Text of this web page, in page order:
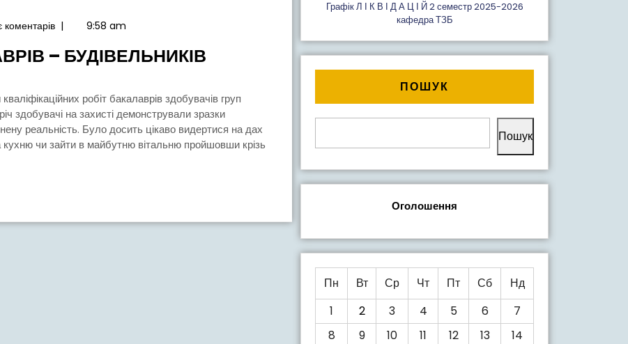
| 9:58 am
– БУДІВЕЛЬНИКІВ
БАКАЛАВРІВ
–
БУДІВЕЛЬНИКІВ
здобувачі на захисті демонстрували зразки
реальність. Було досить цікаво видертися на дах
кухню чи зайти в майбутню вітальню пройшовши крізь
Графік Л І К В І Д А Ц І Й 2 семестр 2025-2026
кафедра ТЗБ
ПОШУК
Пошук
Оголошення
Пн Вт Ср Чт Пт Сб
Нд
1
2 3 4 5 6
7
8
9 10 11 12 13
14